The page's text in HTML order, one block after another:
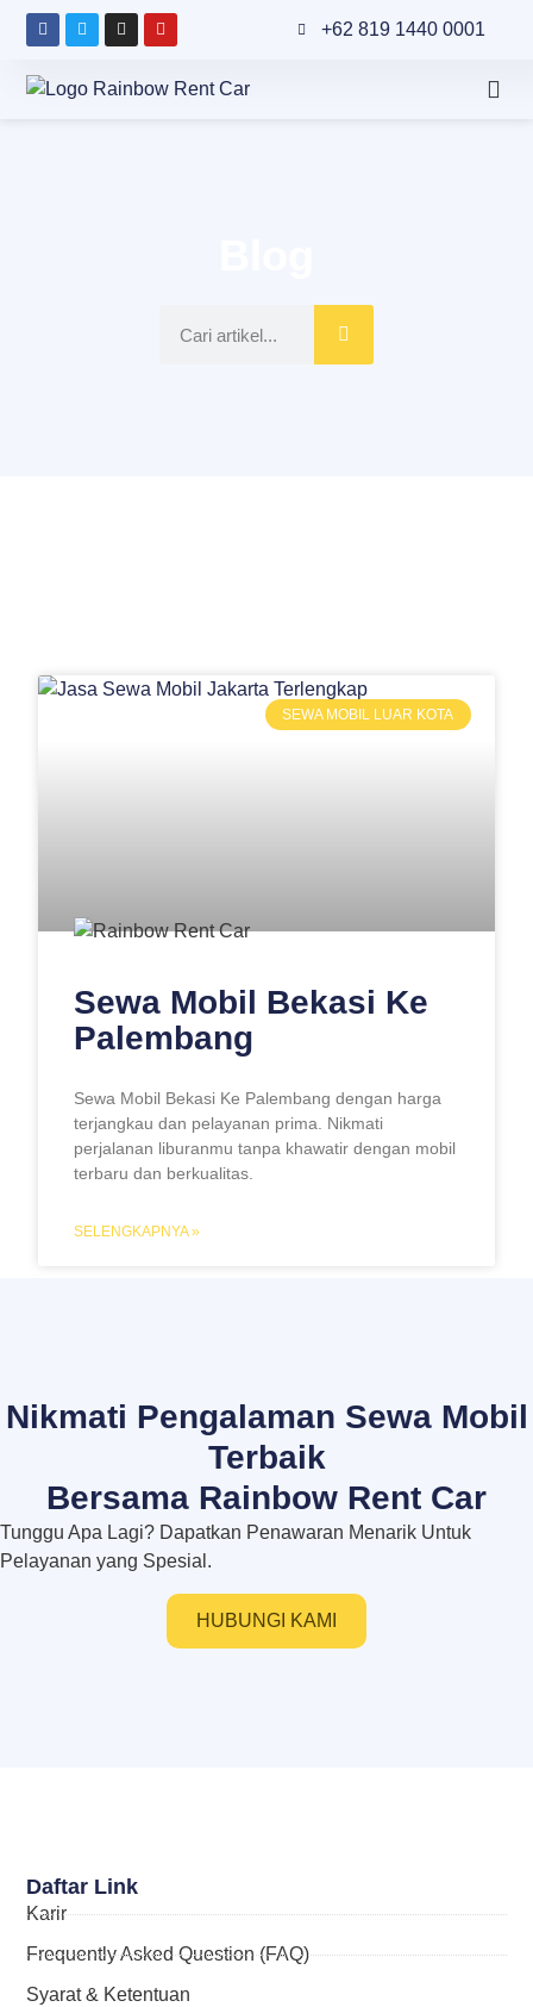
+62 819 1440 0001
SEWA MOBIL LUAR KOTA
Sewa Mobil Bekasi Ke
Palembang
Sewa Mobil Bekasi Ke Palembang dengan harga
terjangkau dan pelayanan prima. Nikmati
perjalanan liburanmu tanpa khawatir dengan mobil
terbaru dan berkualitas.
SELENGKAPNYA »
Nikmati Pengalaman Sewa Mobil
Terbaik
Bersama Rainbow Rent Car
Tunggu Apa Lagi? Dapatkan Penawaran Menarik Untuk
Pelayanan yang Spesial.
HUBUNGI KAMI
Daftar Link
Karir
Frequently Asked Question (FAQ)
Syarat & Ketentuan